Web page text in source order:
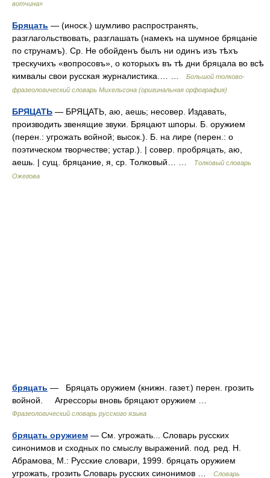
вотчина»
Бряцать — (иноск.) шумливо распространять,
разглагольствовать, разглашать (намекъ на шумное бряцаніе
по струнамъ). Ср. Не обойденъ былъ ни одинъ изъ тѣхъ
трескучихъ «вопросовъ», о которыхъ въ тѣ дни бряцала во всѣ
кимвалы свои русская журналистика.… …
Большой толково-
фразеологический словарь Михельсона (оригинальная орфография)
БРЯЦАТЬ — БРЯЦАТЬ, аю, аешь; несовер. Издавать,
производить звенящие звуки. Бряцают шпоры. Б. оружием
(перен.: угрожать войной; высок.). Б. на лире (перен.: о
поэтическом творчестве; устар.). | совер. пробряцать, аю,
аешь. | сущ. бряцание, я, ср. Толковый… …
Толковый словарь
Ожегова
бряцать — Бряцать оружием (книжн. газет.) перен. грозить
войной. Агрессоры вновь бряцают оружием …
Фразеологический словарь русского языка
бряцать оружием — См. угрожать... Словарь русских
синонимов и сходных по смыслу выражений. под. ред. Н.
Абрамова, М.: Русские словари, 1999. бряцать оружием
угрожать, грозить Словарь русских синонимов …
Словарь